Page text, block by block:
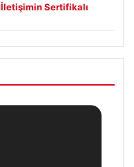
Sertifikalı